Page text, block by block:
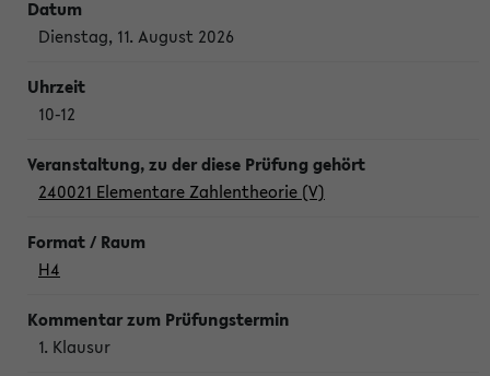
Dienstag, 11. August 2026
10-12
240021 Elementare Zahlentheorie (V)
H4
1. Klausur